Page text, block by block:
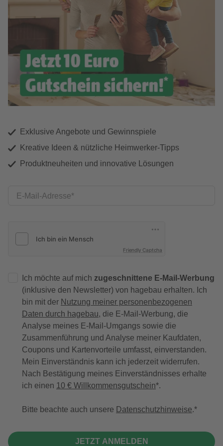
Exklusive Angebote und Gewinnspiele
Kreative Ideen & nützliche Heimwerker-Tipps
Produktneuheiten und innovative Lösungen
E-Mail-Adresse
Friendly Captcha
Ich möchte auf mich zugeschnittene E-Mail-Werbung
(inklusive den Newsletter) von hagebau erhalten. Ich
bin mit der Nutzung meiner personenbezogenen
Daten durch hagebau, die E-Mail-Werbung, die
Analyse meines E-Mail-Umgangs sowie die
Zusammenführung und Analyse meiner Kaufdaten,
Coupons und Kartenvorteile umfasst, einverstanden.
Mein Einverständnis kann ich jederzeit widerrufen.
Nach Bestätigung meines Einverständnisses erhalte
ich einen 10 € Willkommensgutschein*.
Bitte beachte auch unsere Datenschutzhinweise.
JETZT ANMELDEN